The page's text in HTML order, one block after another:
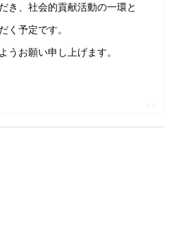
き、社会的貢献活動の一環と
く予定です。
うお願い申し上げます。